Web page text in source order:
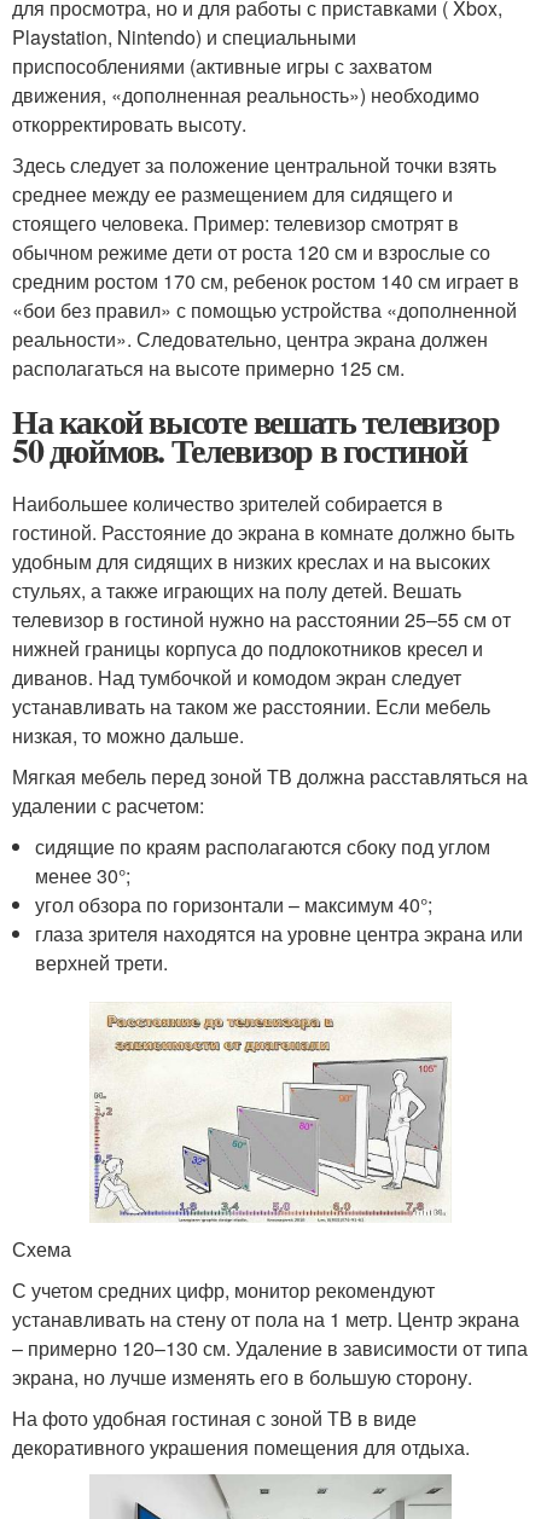
для просмотра, но и для работы с приставками ( Xbox,
Playstation, Nintendo) и специальными
приспособлениями (активные игры с захватом
движения, «дополненная реальность») необходимо
откорректировать высоту.
Здесь следует за положение центральной точки взять
среднее между ее размещением для сидящего и
стоящего человека. Пример: телевизор смотрят в
обычном режиме дети от роста 120 см и взрослые со
средним ростом 170 см, ребенок ростом 140 см играет в
«бои без правил» с помощью устройства «дополненной
реальности». Следовательно, центра экрана должен
располагаться на высоте примерно 125 см.
На какой высоте вешать телевизор
50 дюймов. Телевизор в гостиной
Наибольшее количество зрителей собирается в
гостиной. Расстояние до экрана в комнате должно быть
удобным для сидящих в низких креслах и на высоких
стульях, а также играющих на полу детей. Вешать
телевизор в гостиной нужно на расстоянии 25–55 см от
нижней границы корпуса до подлокотников кресел и
диванов. Над тумбочкой и комодом экран следует
устанавливать на таком же расстоянии. Если мебель
низкая, то можно дальше.
Мягкая мебель перед зоной ТВ должна расставляться на
удалении с расчетом:
сидящие по краям располагаются сбоку под углом
менее 30°;
угол обзора по горизонтали – максимум 40°;
глаза зрителя находятся на уровне центра экрана или
верхней трети.
Схема
С учетом средних цифр, монитор рекомендуют
устанавливать на стену от пола на 1 метр. Центр экрана
– примерно 120–130 см. Удаление в зависимости от типа
экрана, но лучше изменять его в большую сторону.
На фото удобная гостиная с зоной ТВ в виде
декоративного украшения помещения для отдыха.